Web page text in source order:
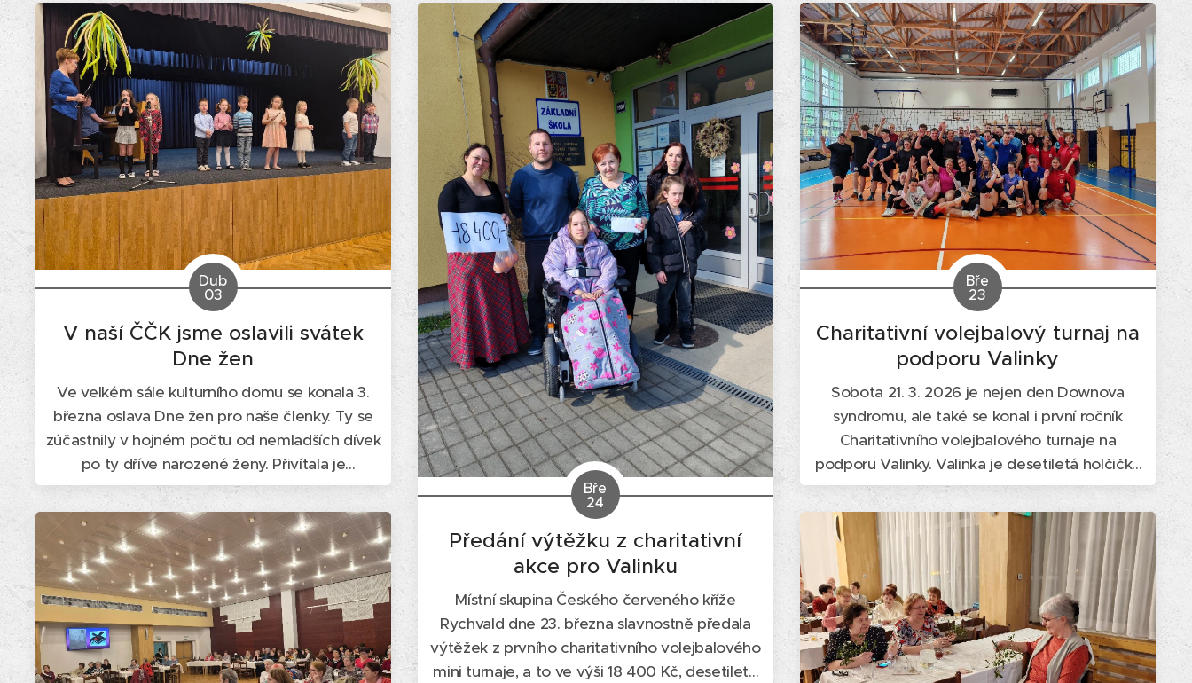
Dub
03
V naší ČČK jsme oslavili svátek
Dne žen
Ve velkém sále kulturního domu se konala 3.
března oslava Dne žen pro naše členky. Ty se
zúčastnily v hojném počtu od nemladších dívek
po ty dříve narozené ženy. Přivítala je
předsedkyně Marie Nadakanská, po ní s
básničkami a písněmi vystoupily děti ze třídy
Motýlci Mateřské školy Mírová pod vedením
paní učitelek Šárky Gulčíkové a Simony
Slížkové,...
Bře
24
Předání výtěžku z charitativní
akce pro Valinku
Místní skupina Českého červeného kříže
Rychvald dne 23. března slavnostně předala
výtěžek z prvního charitativního volejbalového
mini turnaje, a to ve výši 18 400 Kč, desetileté
Bře
23
Charitativní volejbalový turnaj na
podporu Valinky
Sobota 21. 3. 2026 je nejen den Downova
syndromu, ale také se konal i první ročník
Charitativního volejbalového turnaje na
podporu Valinky. Valinka je desetiletá holčička
pocházející z Rychvaldu, která se narodila se
spinální svalovou atrofií. Děkujeme ZŠ Rychvald
za poskytnutí tělocvičny pro tento turnaj,
kterého se zúčastnilo pět smíšených...